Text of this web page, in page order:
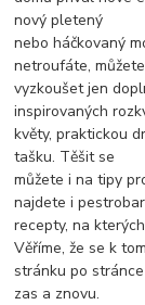
nový pletený
nebo háčkovaný
netroufáte, můžete
vyzkoušet jen
inspirovaných
květy, praktickou
tašku. Těšit se
můžete i na tipy
najdete i
recepty, na
Věříme, že se k
stránku po stránce
zas a znovu.